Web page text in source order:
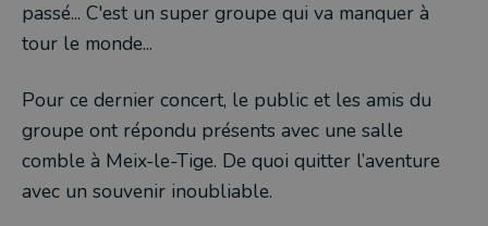
passé... C'est un super groupe qui va manquer à
tour le monde...
Pour ce dernier concert, le public et les amis du
groupe ont répondu présents avec une salle
comble à Meix-le-Tige. De quoi quitter l’aventure
avec un souvenir inoubliable.